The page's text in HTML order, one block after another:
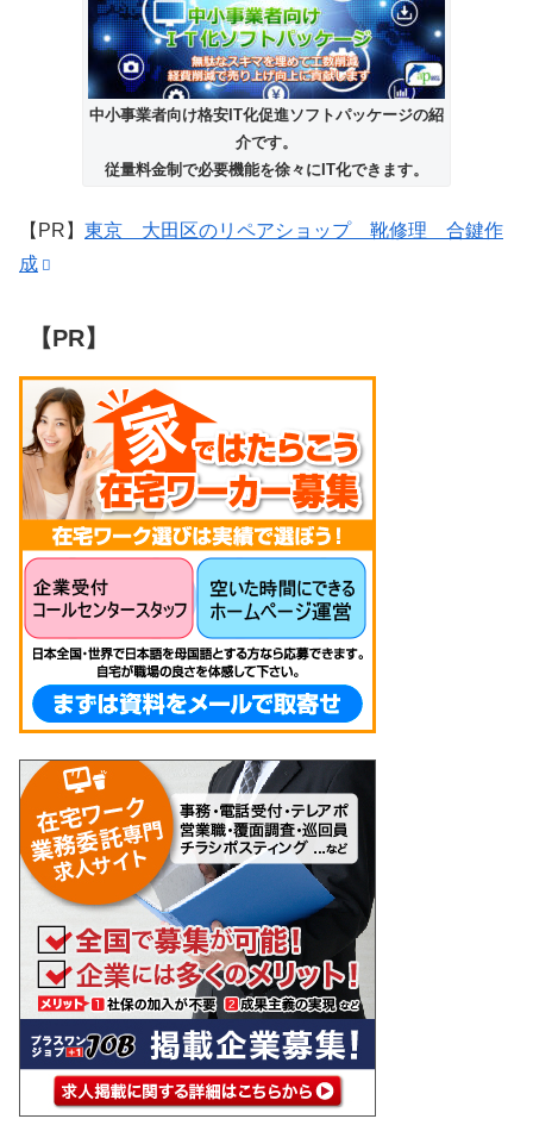
中小事業者向け格安IT化促進ソフトパッケージの紹
介です。
従量料金制で必要機能を徐々にIT化できます。
【PR】 東京 大田区のリペアショップ 靴修理 合鍵作
成
【PR】